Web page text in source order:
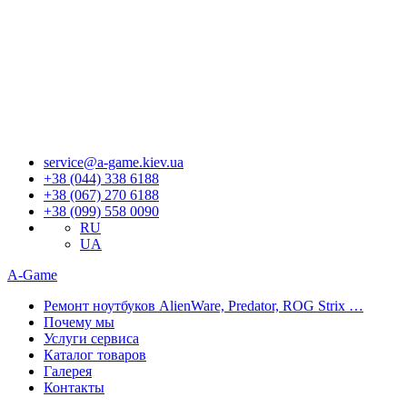
service@a-game.kiev.ua
+38 (044) 338 6188
+38 (067) 270 6188
+38 (099) 558 0090
RU
UA
A-Game
Ремонт ноутбуков AlienWare, Predator, ROG Strix …
Почему мы
Услуги сервиса
Каталог товаров
Галерея
Контакты